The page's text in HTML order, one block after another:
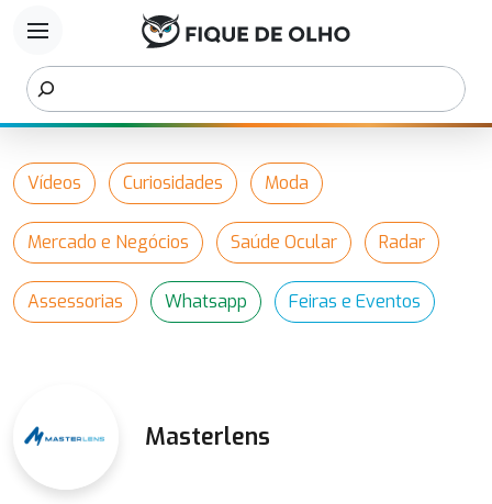
menu
Vídeos Curiosidades Moda
Mercado e Negócios Saúde Ocular Radar
Assessorias Whatsapp Feiras e Eventos
Masterlens